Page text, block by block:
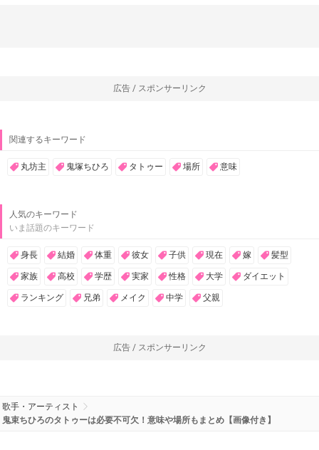
広告 / スポンサーリンク
関連するキーワード
丸坊主 鬼塚ちひろ タトゥー 場所 意味
人気のキーワード
いま話題のキーワード
身長 結婚 体重 彼女 子供 現在 嫁 髪型
家族 高校 学歴 実家 性格 大学 ダイエット
ランキング 兄弟 メイク 中学 父親
広告 / スポンサーリンク
歌手・アーティスト
鬼束ちひろのタトゥーは必要不可欠！意味や場所もまとめ【画像付き】